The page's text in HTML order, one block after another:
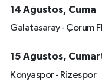
14 Ağustos, Cuma
Galatasaray - Çorum
15 Ağustos,
Konyaspor - Rizespor